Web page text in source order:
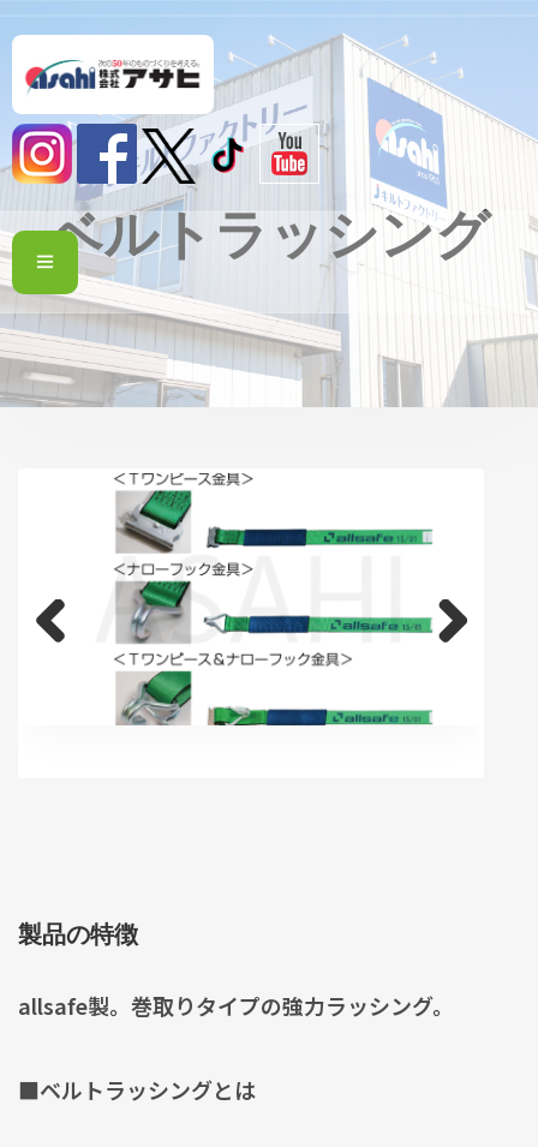
ベルトラッシング
Previous
製品の特徴
allsafe製。巻取りタイプの強力ラッシング。
■ベルトラッシングとは